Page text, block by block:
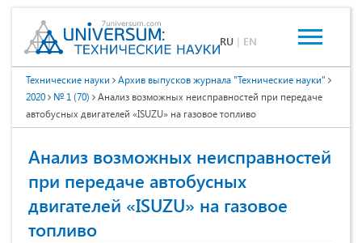
RU | EN
Технические науки
Архив выпусков журнала "Технические науки"
2020
№ 1 (70)
Анализ возможных неисправностей при передаче
автобусных двигателей «ISUZU» на газовое топливо
Анализ возможных неисправностей
при передаче автобусных
двигателей «ISUZU» на газовое
топливо